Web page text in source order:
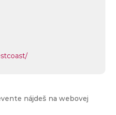
nájdeš na webovej